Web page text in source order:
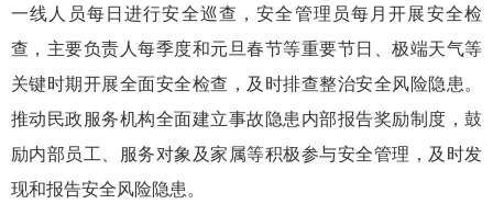
一线人员每日进行安全巡查，安全管理员每月开展安全检
查，主要负责人每季度和元旦春节等重要节日、极端天气等
关键时期开展全面安全检查，及时排查整治安全风险隐患。
推动民政服务机构全面建立事故隐患内部报告奖励制度，鼓
励内部员工、服务对象及家属等积极参与安全管理，及时发
现和报告安全风险隐患。